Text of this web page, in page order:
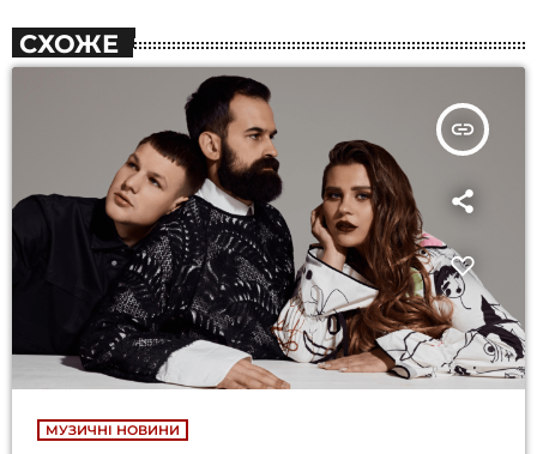
СХОЖЕ
insert_link
МУЗИЧНІ НОВИНИ